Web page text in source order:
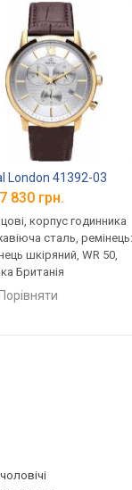
London 41392-03
830 грн.
корпус годинника
сталь, ремінець:
шкіряний, WR 50,
Британія
порівняти
чоловічі